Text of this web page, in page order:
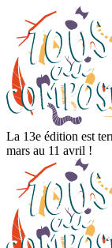
La 13e édition est
mars au 11 avril !